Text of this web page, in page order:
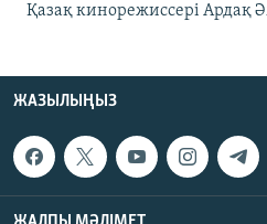
Қазақ кинорежиссері Ардақ
ЖАЗЫЛЫҢЫЗ